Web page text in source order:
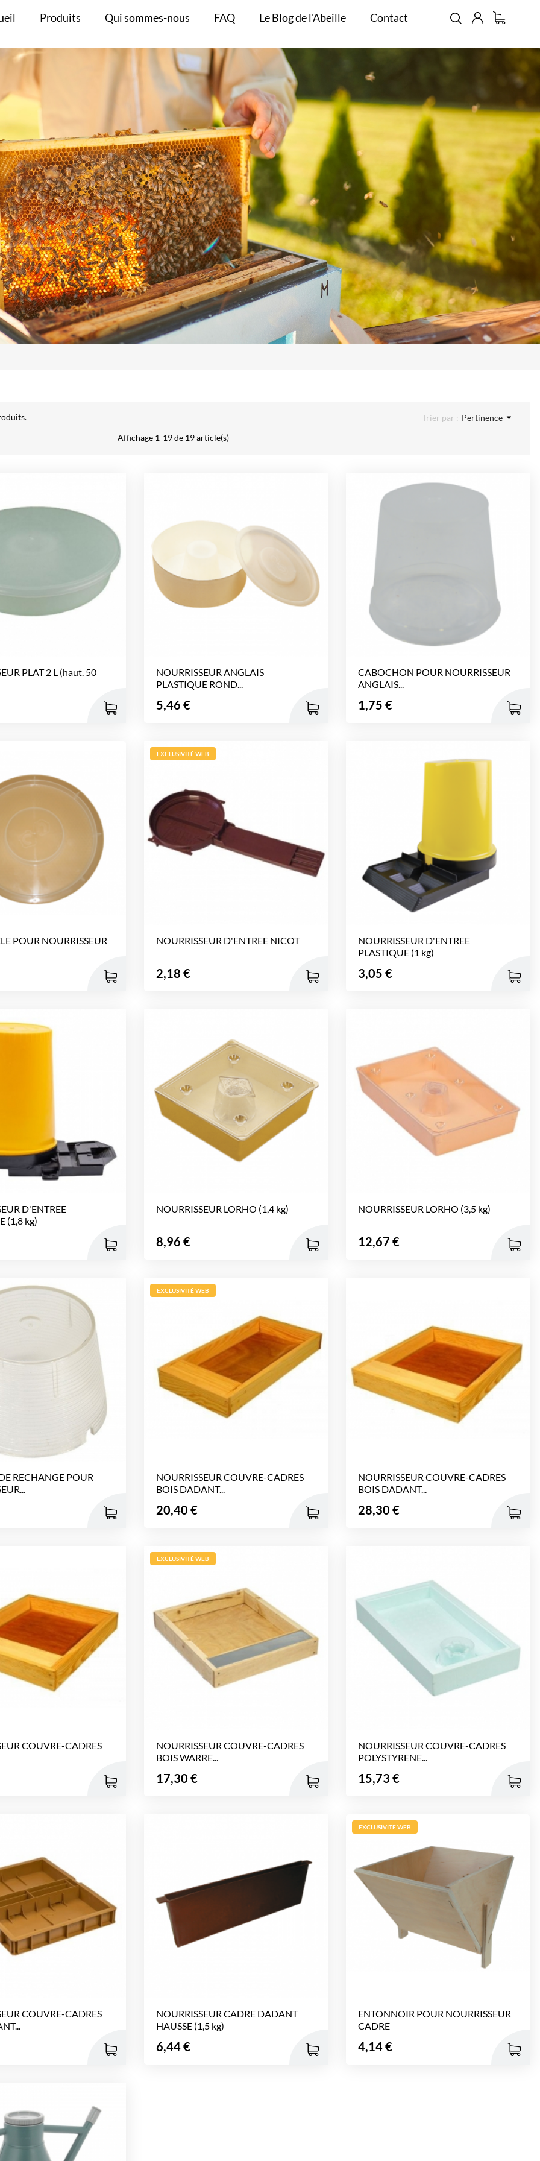
Produits Qui sommes-nous FAQ Le Blog de l'Abeille Contact
Trier par : Pertinence
Affichage 1-19 de 19 article(s)
PLAT 2 L (haut. 50
NOURRISSEUR ANGLAIS
PLASTIQUE ROND...
Prix
5,46 €
CABOCHON POUR NOURRISSEUR
ANGLAIS...
Prix
1,75 €
POUR NOURRISSEUR
NOURRISSEUR D'ENTREE NICOT
Prix
2,18 €
EXCLUSIVITÉ WEB
NOURRISSEUR D'ENTREE
PLASTIQUE (1 kg)
Prix
3,05 €
D'ENTREE
(1,8 kg)
NOURRISSEUR LORHO (1,4 kg)
Prix
8,96 €
NOURRISSEUR LORHO (3,5 kg)
Prix
12,67 €
RECHANGE POUR
NOURRISSEUR COUVRE-CADRES
BOIS DADANT...
Prix
20,40 €
EXCLUSIVITÉ WEB
NOURRISSEUR COUVRE-CADRES
BOIS DADANT...
Prix
28,30 €
COUVRE-CADRES
NOURRISSEUR COUVRE-CADRES
BOIS WARRE...
Prix
17,30 €
EXCLUSIVITÉ WEB
NOURRISSEUR COUVRE-CADRES
POLYSTYRENE...
Prix
15,73 €
COUVRE-CADRES
NOURRISSEUR CADRE DADANT
HAUSSE (1,5 kg)
Prix
6,44 €
ENTONNOIR POUR NOURRISSEUR
CADRE
Prix
4,14 €
EXCLUSIVITÉ WEB